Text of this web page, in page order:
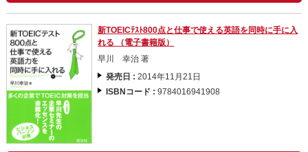
新TOEICﾃｽﾄ800点と仕事で使える英語を同時に手に入
れる （電子書籍版）
早川 幸治 著
発売日 :2014年11月21日
ISBNコード :9784016941908